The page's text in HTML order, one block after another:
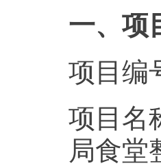
一、项
项目编
项目名
局食堂